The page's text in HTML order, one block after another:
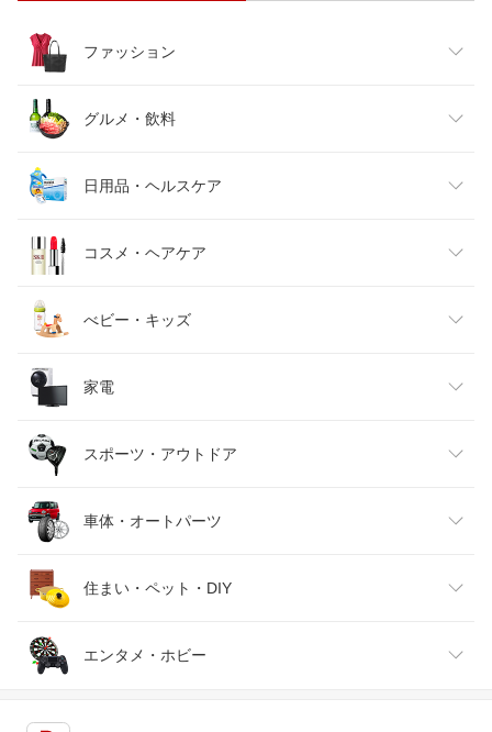
ファッション
レディースファッション
メンズファッション
キッズファッション
ベビーファッション
インナー・下着・ナイトウェア
バッグ・小物・ブランド雑貨
靴
腕時計
ジュエリー・アクセサリー
グルメ・飲料
食品
スイーツ・お菓子
水・ソフトドリンク
ビール・洋酒
ワイン
日本酒・焼酎
日用品・ヘルスケア
日用品雑貨・文房具・手芸
ダイエット・健康
医薬品・コンタクト・介護
コスメ・ヘアケア
美容・コスメ・香水
べビー・キッズ
キッズ・ベビー・マタニティ
おもちゃ
家電
家電
TV・オーディオ・カメラ
スマートフォン・タブレット
パソコン・周辺機器
スポーツ・アウトドア
スポーツ・アウトドア
ゴルフ
車体・オートパーツ
車用品・バイク用品
車・バイク
住まい・ペット・DIY
インテリア・寝具・収納
エンタメ・ホビー